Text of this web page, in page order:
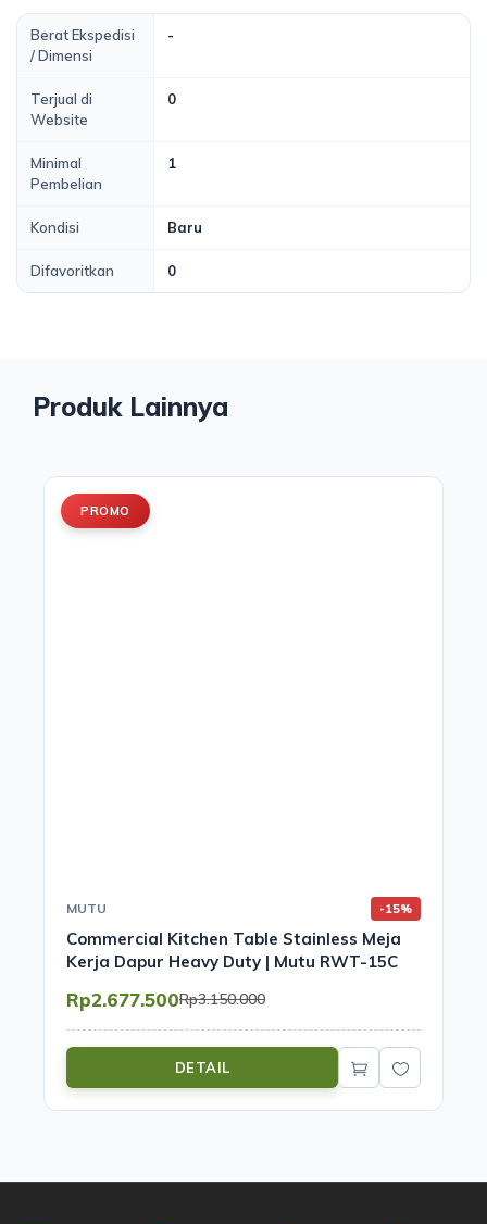
Berat Ekspedisi
/ Dimensi
-
Terjual di
Website
0
Minimal
Pembelian
1
Kondisi Baru
Difavoritkan 0
Produk Lainnya
PROMO
MUTU -15%
Commercial Kitchen Table Stainless Meja
Kerja Dapur Heavy Duty | Mutu RWT-15C
Rp2.677.500Rp3.150.000
DETAIL